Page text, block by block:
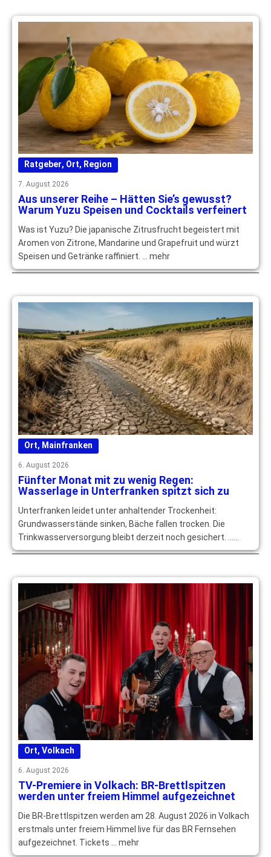
Ratgeber, Ort, Region
7. August 2026
Aus unserer Reihe – Hätten Sie’s gewusst?
Warum Yuzu Speisen und Cocktails verfeinert
Was ist Yuzu? Die japanische Zitrusfrucht begeistert mit
Aromen von Zitrone, Mandarine und Grapefruit und würzt
Speisen und Getränke raffiniert. … mehr
Ort, Mainfranken
6. August 2026
Fünfter Monat mit zu wenig Regen:
Wasserlage in Unterfranken spitzt sich zu
Unterfranken leidet unter anhaltender Trockenheit:
Grundwasserstände sinken, Bäche fallen trocken. Die
Trinkwasserversorgung bleibt derzeit noch gesichert. …
mehr
Ort, Volkach
6. August 2026
TV-Premiere in Volkach: BR-Brettlspitzen
werden unter freiem Himmel aufgezeichnet
Die BR-Brettlspitzen werden am 28. August 2026 in Volkach
erstmals unter freiem Himmel live für das BR Fernsehen
aufgezeichnet. Tickets … mehr